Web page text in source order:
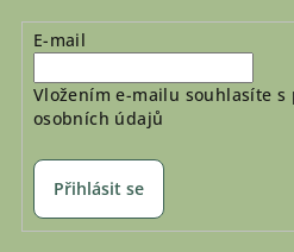
E-mail
Vložením e-mailu souhlasíte s
osobních údajů
Přihlásit se